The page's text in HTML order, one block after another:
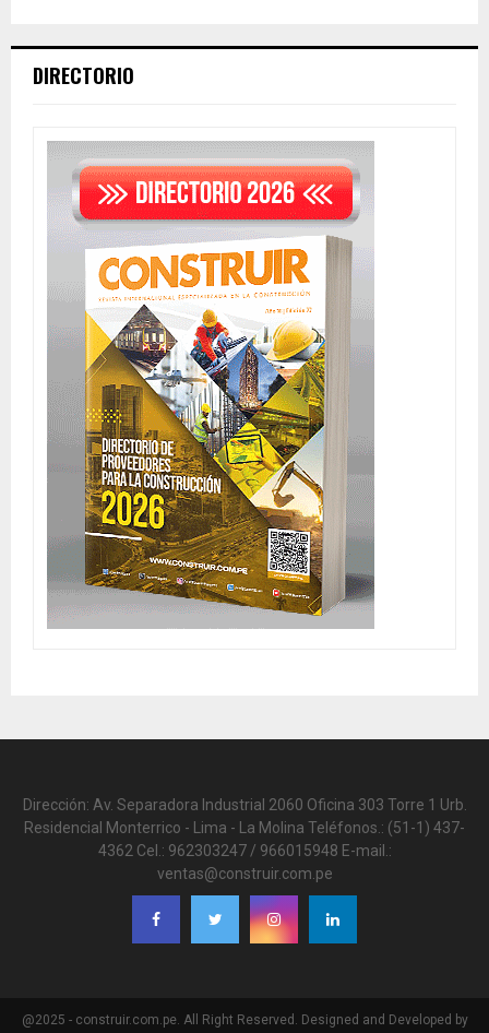
DIRECTORIO
Dirección: Av. Separadora Industrial 2060 Oficina 303 Torre 1 Urb.
Residencial Monterrico - Lima - La Molina Teléfonos.: (51-1) 437-
4362 Cel.: 962303247 / 966015948 E-mail.:
ventas@construir.com.pe
@2025 - construir.com.pe. All Right Reserved. Designed and Developed by